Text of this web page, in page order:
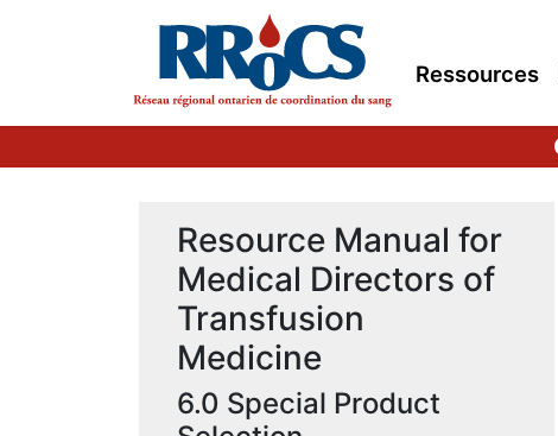
Ressources
Resource Manual for
Medical Directors of
Transfusion
Medicine
6.0 Special Product